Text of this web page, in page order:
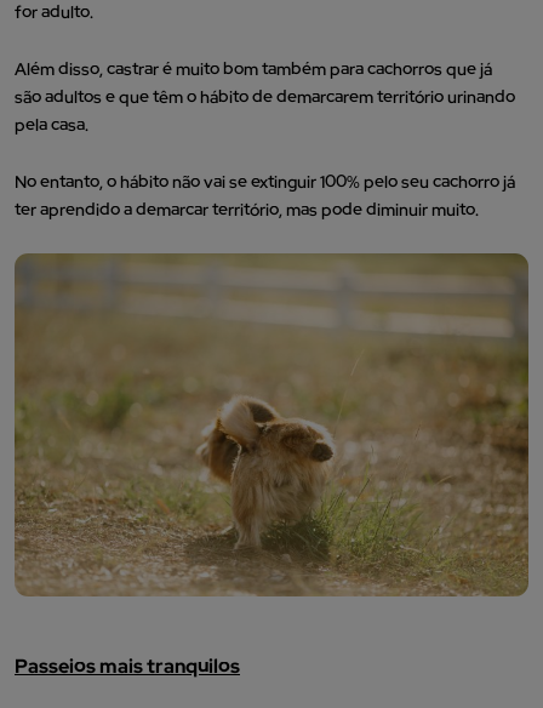
for adulto.
Além disso, castrar é muito bom também para cachorros que já
são adultos e que têm o hábito de demarcarem território urinando
pela casa.
No entanto, o hábito não vai se extinguir 100% pelo seu cachorro já
ter aprendido a demarcar território, mas pode diminuir muito.
Passeios mais tranquilos